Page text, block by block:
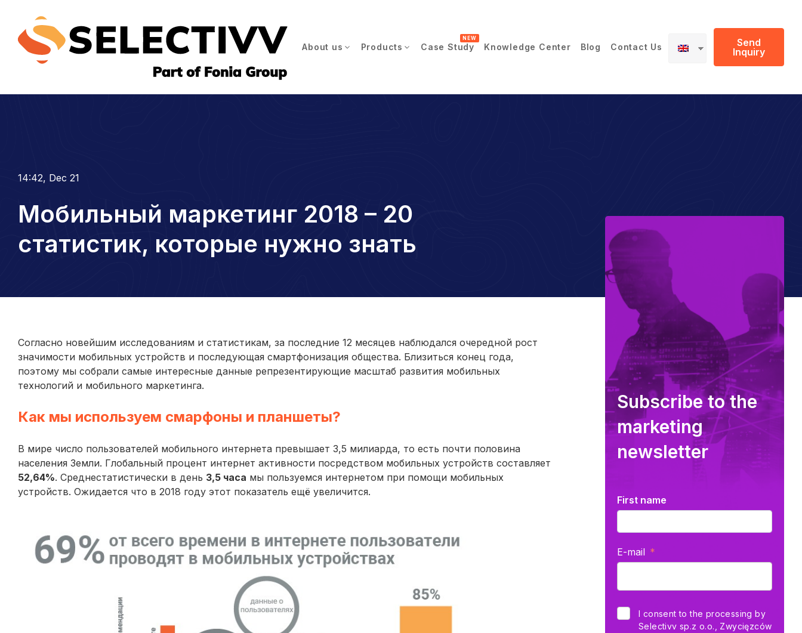
About us Products Case Study
NEW
Knowledge Center Blog Contact Us
Send
Inquiry
14:42, Dec 21
Мобильный маркетинг 2018 – 20
статистик, которые нужно знать
Согласно новейшим исследованиям и статистикам, за последние 12 месяцев наблюдался очередной рост
значимости мобильных устройств и последующая смартфонизация общества. Близиться конец года,
поэтому мы собрали самые интересные данные репрезентирующие масштаб развития мобильных
технологий и мобильного маркетинга.
Как мы используем смарфоны и планшеты?
В мире число пользователей мобильного интернета превышает 3,5 милиарда, то есть почти половина
населения Земли. Глобальный процент интернет активности посредством мобильных устройств составляет
52,64%. Среднестатистически в день 3,5 часа мы пользуемся интернетом при помощи мобильных
устройств. Ожидается что в 2018 году этот показатель ещё увеличится.
Subscribe to the
marketing
newsletter
First name
E-mail
I consent to the processing by
Selectivv sp.z o.o., Zwycięzców